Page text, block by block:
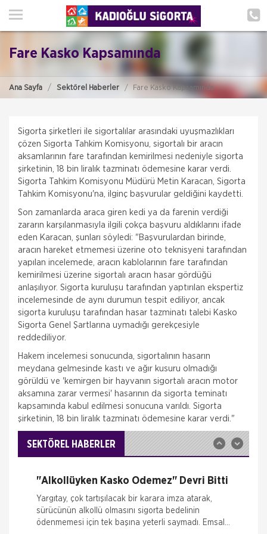
ANA SAYFA
POLIÇE HATIRLAT
MÜŞTERI GIRIŞI
TEKLİF AL
Fare Kasko Kapsamında
Ana Sayfa Sektörel Haberler Fare Kasko Kapsamında
Sigorta şirketleri ile sigortalılar arasındaki uyuşmazlıkları
çözen Sigorta Tahkim Komisyonu, sigortalı bir aracın
aksamlarının fare tarafından kemirilmesi nedeniyle sigorta
şirketinin, 18 bin liralık tazminatı ödemesine karar verdi.
Sigorta Tahkim Komisyonu Müdürü Metin Karacan, Sigorta
Tahkim Komisyonu'na, ilginç başvurular geldiğini kaydetti.
Son zamanlarda araca giren kedi ya da farenin verdiği
zararın karşılanmasıyla ilgili çokça başvuru aldıklarını ifade
eden Karacan, şunları söyledi: "Başvurulardan birinde,
aracın hareket etmemesi üzerine oto teknisyeni tarafından
yapılan incelemede, aracın kablolarının fare tarafından
kemirilmesi üzerine sigortalı aracın hasar gördüğü
anlaşılıyor. Sigorta kuruluşu tarafından yaptırılan ekspertiz
incelemesinde de aynı durumun tespit ediliyor, ancak
sigorta kuruluşu tarafından hasar tazminatı talebi Kasko
Sigorta Genel Şartlarına uymadığı gerekçesiyle
reddediliyor.
Hakem incelemesi sonucunda, sigortalının hasarın
meydana gelmesinde kastı ve ağır kusuru olmadığı
görüldü ve 'kemirgen bir hayvanın sigortalı aracın motor
aksamına zarar vermesi' hasarının da sigorta teminatı
kapsamında kabul edilmesi sonucuna varıldı. Sigorta
şirketinin, 18 bin liralık tazminatı ödemesine karar verdi."
SEKTÖREL HABERLER
İSADER; Sigorta Acenteleri Poliçe
Kesemez Hale Geldi
İskenderun Sigorta Acenteleri Derneği (İSADER)
Başkanı Yasin Keleş, zorunlu trafik sigortası
poliçelerinin sorunlu hale geldiğini belirterek,
“Motorlu Araçlar Zorunlu
İTO dan Sigorta Sektörü İçin Yol
Haritası
Ekrem Demirtaş, düzenledikleri 'Sigorta Sektörü
Geleceğini Arıyor' arama konferansı ile sektöre yol
"Alkollüyken Kasko Ödemez" Devri Bitti
Yargıtay, çok tartışılacak bir karara imza atarak,
sürücünün alkollü olmasını sigorta bedelinin
ödenmemesi için tek başına yeterli saymadı. Emsal